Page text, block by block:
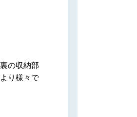
の収納部
り様々で